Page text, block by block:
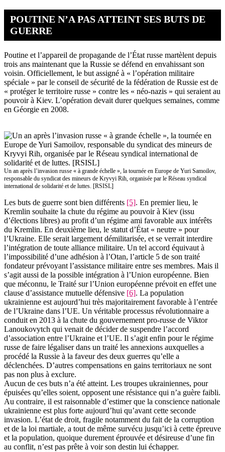
POUTINE N’A PAS ATTEINT SES BUTS DE
GUERRE
Poutine et l’appareil de propagande de l’État russe martèlent depuis
trois ans maintenant que la Russie se défend en envahissant son
voisin. Officiellement, le but assigné à « l’opération militaire
spéciale » par le conseil de sécurité de la fédération de Russie est de
« protéger le territoire russe » contre les « néo-nazis » qui seraient au
pouvoir à Kiev. L’opération devait durer quelques semaines, comme
en Géorgie en 2008.
Un an après l’invasion russe « à grande échelle », la tournée en Europe de Yuri Samoilov,
responsable du syndicat des mineurs de Kryvyi Rih, organisée par le Réseau syndical
international de solidarité et de luttes. [RSISL]
Les buts de guerre sont bien différents [5]. En premier lieu, le
Kremlin souhaite la chute du régime au pouvoir à Kiev (issu
d’élections libres) au profit d’un régime ami favorable aux intérêts
du Kremlin. En deuxième lieu, le statut d’État « neutre » pour
l’Ukraine. Elle serait largement démilitarisée, et se verrait interdire
l’intégration de toute alliance militaire. Un tel accord équivaut à
l’impossibilité d’une adhésion à l’Otan, l’article 5 de son traité
fondateur prévoyant l’assistance militaire entre ses membres. Mais il
s’agit aussi de la possible intégration à l’Union européenne. Bien
que méconnu, le Traité sur l’Union européenne prévoit en effet une
clause d’assistance mutuelle défensive [6]. La population
ukrainienne est aujourd’hui très majoritairement favorable à l’entrée
de l’Ukraine dans l’UE. Un véritable processus révolutionnaire a
conduit en 2013 à la chute du gouvernement pro-russe de Viktor
Lanoukovytch qui venait de décider de suspendre l’accord
d’association entre l’Ukraine et l’UE. Il s’agit enfin pour le régime
russe de faire légaliser dans un traité les annexions auxquelles a
procédé la Russie à la faveur des deux guerres qu’elle a
déclenchées. D’autres compensations en gains territoriaux ne sont
pas non plus à exclure.
Aucun de ces buts n’a été atteint. Les troupes ukrainiennes, pour
épuisées qu’elles soient, opposent une résistance qui n’a guère faibli.
Au contraire, il est raisonnable d’estimer que la conscience nationale
ukrainienne est plus forte aujourd’hui qu’avant cette seconde
invasion. L’état de droit, fragile notamment du fait de la corruption
et de la loi martiale, a tout de même survécu jusqu’ici à cette épreuve
et la population, quoique durement éprouvée et désireuse d’une fin
au conflit, n’est pas prête à voir son destin lui échapper.